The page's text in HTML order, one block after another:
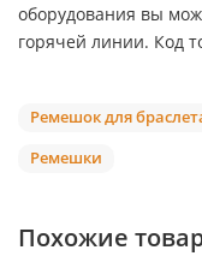
оборудования вы
горячей линии. Код
Ремешок для
Ремешки
Похожие